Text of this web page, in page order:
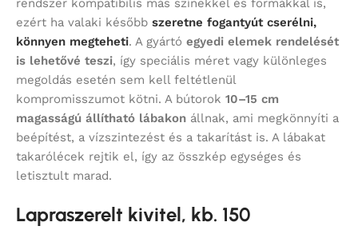
rendszer kompatibilis más színekkel és formákkal is,
ezért ha valaki később szeretne fogantyút cserélni,
könnyen megteheti. A gyártó egyedi elemek rendelését
is lehetővé teszi, így speciális méret vagy különleges
megoldás esetén sem kell feltétlenül
kompromisszumot kötni. A bútorok 10–15 cm
magasságú állítható lábakon állnak, ami megkönnyíti a
beépítést, a vízszintezést és a takarítást is. A lábakat
takarólécek rejtik el, így az összkép egységes és
letisztult marad.
Lapraszerelt kivitel, kb. 150